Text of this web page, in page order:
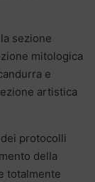
sezione
mitologica
e
artistica
protocolli
della
totalmente